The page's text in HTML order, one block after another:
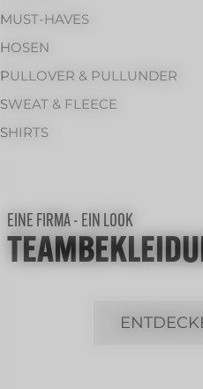
MUST-HAVES
HOSEN
PULLOVER & PULLUNDER
SWEAT & FLEECE
SHIRTS
EINE FIRMA - EIN LOOK